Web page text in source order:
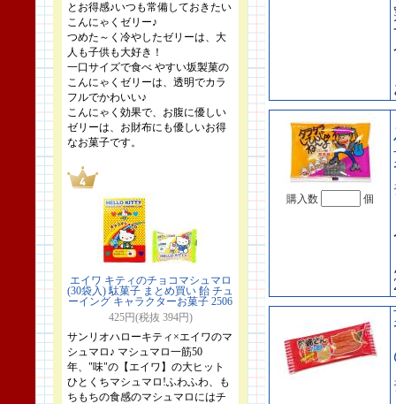
とお得感♪いつも常備しておきたい
こんにゃくゼリー♪
つめた～く冷やしたゼリーは、大
人も子供も大好き！
一口サイズで食べ やすい坂製菓の
こんにゃくゼリーは、透明でカラ
フルでかわいい♪
こんにゃく効果で、お腹に優しい
ゼリーは、お財布にも優しいお得
なお菓子です。
エイワ キティのチョコマシュマロ
(30袋入) 駄菓子 まとめ買い 飴 チュ
ーイング キャラクターお菓子 2506
425円(税抜 394円)
サンリオハローキティ×エイワのマ
シュマロ♪ マシュマロ一筋50
年、"味"の【エイワ】の大ヒット
ひとくちマシュマロ!ふわふわ、も
ちもちの食感のマシュマロにはチ
購入数 個